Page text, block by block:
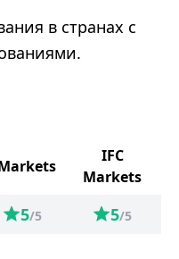
в странах с
IFC
Markets
5/5 5/5